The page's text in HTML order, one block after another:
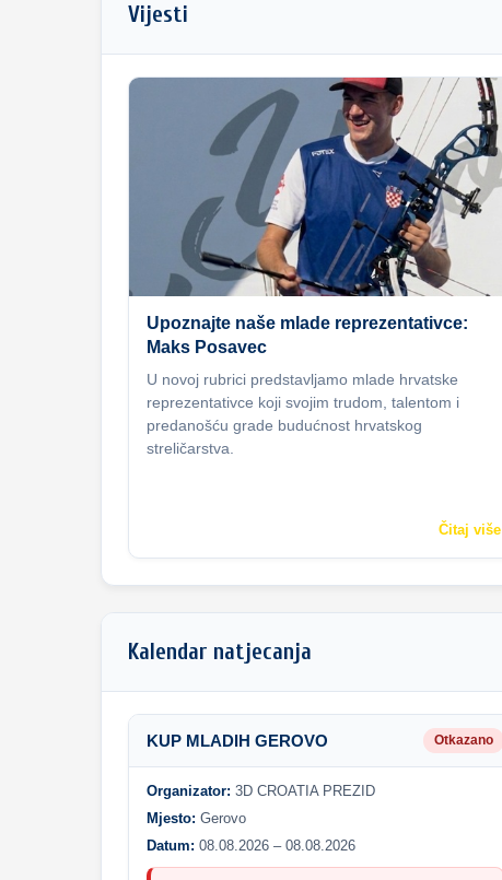
Vijesti
Upoznajte naše mlade reprezentativce:
Maks Posavec
U novoj rubrici predstavljamo mlade hrvatske
reprezentativce koji svojim trudom, talentom i
predanošću grade budućnost hrvatskog
streličarstva.
Čitaj više
Kalendar natjecanja
KUP MLADIH GEROVO Otkazano
Organizator: 3D CROATIA PREZID
Mjesto: Gerovo
Datum: 08.08.2026 – 08.08.2026